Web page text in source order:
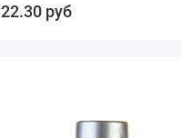
22.30 руб